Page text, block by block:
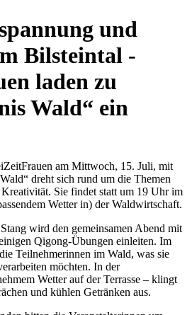
und
Bilsteintal -
laden zu
Wald“ ein
am Mittwoch, 15. Juli, mit
dreht sich rund um die Themen
Sie findet statt um 19 Uhr im
Wetter in) der Waldwirtschaft.
wird den gemeinsamen Abend mit
Qigong-Übungen einleiten. Im
Teilnehmerinnen im Wald, was sie
möchten. In der
Wetter auf der Terrasse – klingt
und kühlen Getränken aus.